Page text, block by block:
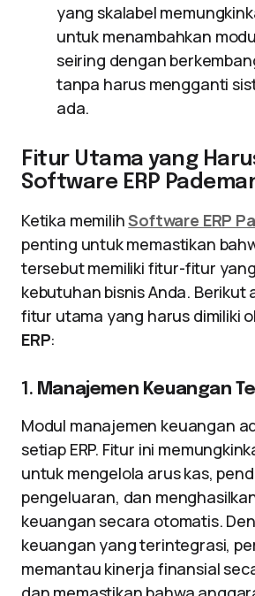
yang skalabel
untuk menambahkan
seiring dengan
tanpa harus mengganti
ada.
Fitur Utama yang
Software ERP
Ketika memilihSoftware ERP
penting untuk memastikan
tersebut memiliki fitur-fitur
kebutuhan bisnis Anda. Berikut
fitur utama yang harus dimiliki
ERP:
1. Manajemen Keuangan
Modul manajemen keuangan
setiap ERP. Fitur ini
untuk mengelola arus kas,
pengeluaran, dan
keuangan secara otomatis.
keuangan yang terintegrasi,
memantau kinerja finansial